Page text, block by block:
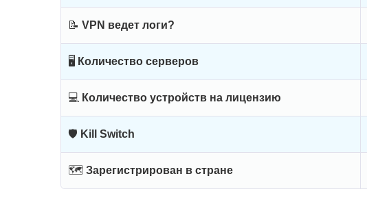
📝 VPN ведет логи?
🖥 Количество серверов
💻 Количество устройств на лицензию
🛡 Kill Switch
🗺 Зарегистрирован в стране